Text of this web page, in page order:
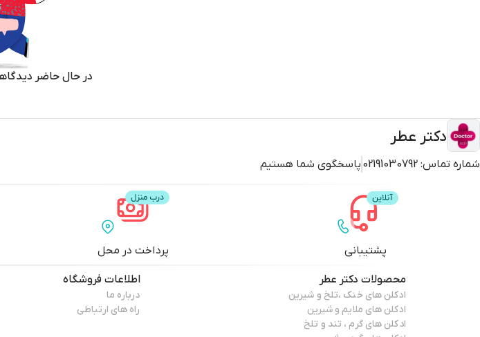
، حس اعتماد به نفس و جذابیت را به شما هدیه
4. **ماندگاری و پخش بوی مناسب:** این عطر با ماندگاری بالا و پخش بوی مناسب، در نتیجه انتخابی عالی برای آقایان است.
در نتیجه نظرات مثبت مشتریان دکتر عطر
- **امیر از تهران:** "رایحه‌ای بسیار جذاب و ماندگار که همیشه مورد تحسین اطرافیانم قرار می‌گیرد. خرید از
- **حسین از مشهد:** "طراحی بطری بسیار خاص است و رایحه‌ای دارد که حس اعتماد به نفس را افزایش می‌دهد.
- **علی از شیراز:** "ماندگاری بالا و پخش بوی مناسب این عطر، در نتیجه آن را به یکی از بهترین انتخاب‌های من
بنابراین با ادکلن مردانهبولگاریمدل Black، تجربه‌ای منحصر به فرد از رایحه چرمی و تلخ همراه با طراحی شیشه مدرن و لوکس را به دست آورید؛
در نتیجه این عطر، انتخابی ایده‌آل برای آقایانی است که به دنبال اصالت واقعی و ماندگاری بی‌نظیر هستند
بنابراین همین حالا از فروشگاه دکتر عطر با ضمانت اصالت کالا خرید کنید.
در حال حاضر
دکتر عطر
شماره تماس: 02191030792 پاسخگوی شما هستیم
پشتیبانی پرداخت در محل
محصولات دکتر عطر
ادکلن های خنک ،تلخ و شیرین
ادکلن های ملایم و شیرین
ادکلن های گرم ، تند و تلخ
اطلاعات فروشگاه
درباره ما
راه های ارتباطی